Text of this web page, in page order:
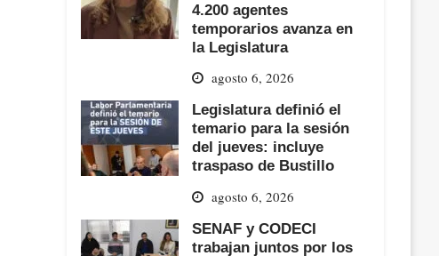
4.200 agentes
temporarios avanza en
la Legislatura
agosto 6, 2026
Legislatura definió el
temario para la sesión
del jueves: incluye
traspaso de Bustillo
agosto 6, 2026
SENAF y CODECI
trabajan juntos por los